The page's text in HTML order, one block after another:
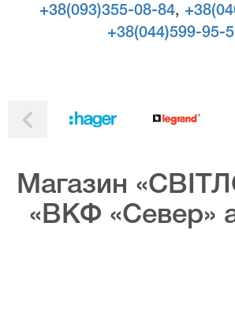
+38(093)355-08-84,
+38(044)599-95-
Магазин
«ВКФ «Север»